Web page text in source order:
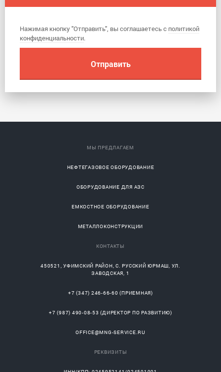
Нажимая кнопку "Отправить", вы соглашаетесь с политикой
конфиденциальности.
МЫ ПРЕДЛАГАЕМ
НЕФТЕГАЗОВОЕ ОБОРУДОВАНИЕ
ОБОРУДОВАНИЕ ДЛЯ АЗС
ЕМКОСТНОЕ ОБОРУДОВАНИЕ
МЕТАЛЛОКОНСТРУКЦИИ
КОНТАКТЫ
450521 ,УФИМСКИЙ РАЙОН, С.РУССКИЙ ЮРМАШ, УЛ.
ЗАВОДСКАЯ, 1
+7 (347) 246-66-60 (ПРИЕМНАЯ)
+7 (987) 490-08-53 (ДИРЕКТОР ПО РАЗВИТИЮ)
OFFICE@MNG-SERVICE.RU
РЕКВИЗИТЫ